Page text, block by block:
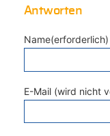
Antworten
Name(erforderlich)
E-Mail (wird nicht